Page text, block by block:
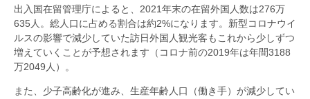
出入国在留管理庁によると、2021年末の在留外国人数は276万
635人。総人口に占める割合は約2%になります。新型コロナウイ
ルスの影響で減少していた訪日外国人観光客もこれから少しずつ
増えていくことが予想されます（コロナ前の2019年は年間3188
万2049人）。
また、少子高齢化が進み、生産年齢人口（働き手）が減少してい